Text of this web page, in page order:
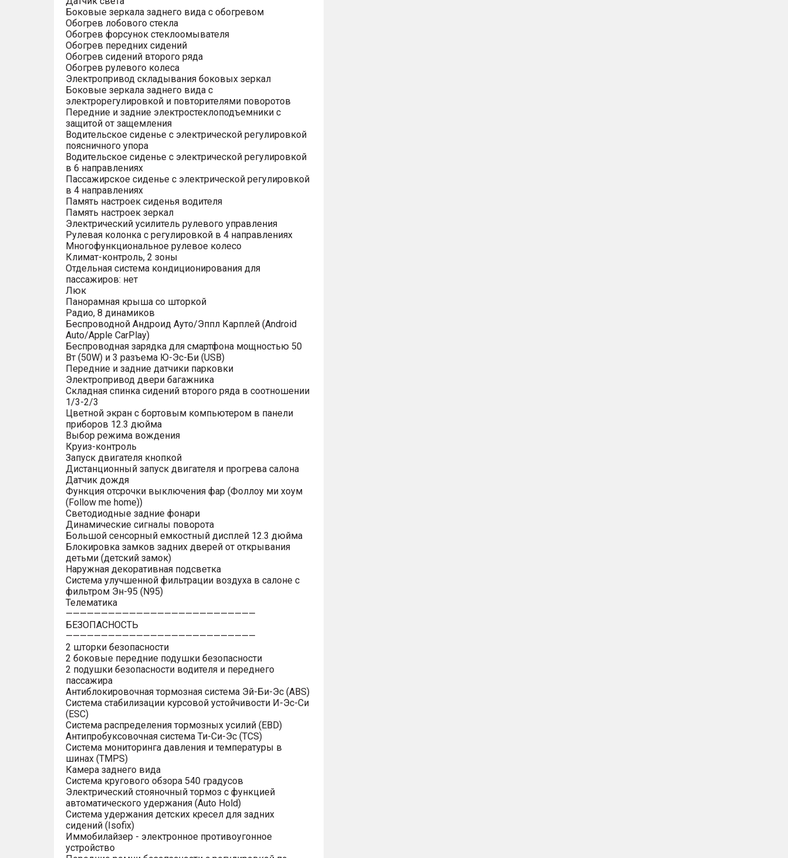
Боковые зеркала заднего вида с обогревом
Обогрев лобового стекла
Обогрев форсунок стеклоомывателя
Обогрев передних сидений
Обогрев сидений второго ряда
Обогрев рулевого колеса
Электропривод складывания боковых зеркал
Боковые зеркала заднего вида с
электрорегулировкой и повторителями поворотов
Передние и задние электростеклоподъемники с
защитой от защемления
Водительское сиденье с электрической регулировкой
поясничного упора
Водительское сиденье с электрической регулировкой
в 6 направлениях
Пассажирское сиденье с электрической регулировкой
в 4 направлениях
Память настроек сиденья водителя
Память настроек зеркал
Электрический усилитель рулевого управления
Рулевая колонка с регулировкой в 4 направлениях
Многофункциональное рулевое колесо
Климат-контроль, 2 зоны
Отдельная система кондиционирования для
пассажиров: нет
Люк
Панорамная крыша со шторкой
Радио, 8 динамиков
Беспроводной Андроид Ауто/Эппл Карплей (Android
Auto/Apple CarPlay)
Беспроводная зарядка для смартфона мощностью 50
Вт (50W) и 3 разъема Ю-Эс-Би (USB)
Передние и задние датчики парковки
Электропривод двери багажника
Складная спинка сидений второго ряда в соотношении
1/3-2/3
Цветной экран с бортовым компьютером в панели
приборов 12.3 дюйма
Выбор режима вождения
Круиз-контроль
Запуск двигателя кнопкой
Дистанционный запуск двигателя и прогрева салона
Датчик дождя
Функция отсрочки выключения фар (Фоллоу ми хоум
(Follow me home))
Светодиодные задние фонари
Динамические сигналы поворота
Большой сенсорный емкостный дисплей 12.3 дюйма
Блокировка замков задних дверей от открывания
детьми (детский замок)
Наружная декоративная подсветка
Система улучшенной фильтрации воздуха в салоне с
фильтром Эн-95 (N95)
Телематика
———————————————————————————
БЕЗОПАСНОСТЬ
———————————————————————————
2 шторки безопасности
2 боковые передние подушки безопасности
2 подушки безопасности водителя и переднего
пассажира
Антиблокировочная тормозная система Эй-Би-Эс (ABS)
Система стабилизации курсовой устойчивости И-Эс-Си
(ESC)
Система распределения тормозных усилий (EBD)
Антипробуксовочная система Ти-Си-Эс (TCS)
Система мониторинга давления и температуры в
шинах (TMPS)
Камера заднего вида
Система кругового обзора 540 градусов
Электрический стояночный тормоз с функцией
автоматического удержания (Auto Hold)
Система удержания детских кресел для задних
сидений (Isofix)
Иммобилайзер - электронное противоугонное
устройство